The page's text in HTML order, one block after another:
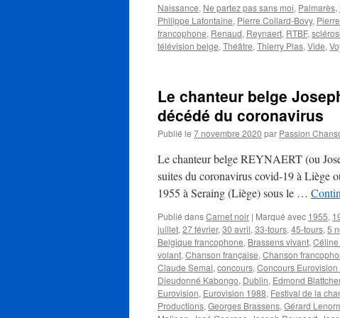
Naissance, Ne partez pas sans moi, Palmarès,
Philippe Lafontaine, Pierre Collard-Bovy,
francophone, Renaud, Reynaert, RTBF,
télévision belge, Théâtre, Thierry Plas, Vide,
Le chanteur belge
décédé du coronavirus
Publié le 7 novembre 2020 par Passion
Le chanteur belge REYNAERT (ou
suites du coronavirus covid-19 à Liège
1955 à Seraing (Liège) sous le …
Publié dansCarnet noir | Marqué avec 1955,
juillet, 27 février, 30 avril, 33-tours, 45-tours, 5
Belgique francophone, Brassens vivant,
volant, Chanson française, Chanson
Claude Semal, concours, Concours
Dieudonné Kabongo, Dublin, Edmond
Eurovision, Eurovision 1988, Festival de la
Productions, Georges Brassens, Gérard